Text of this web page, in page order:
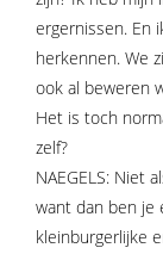
ergernissen. En
herkennen. We
ook al beweren
Het is toch
zelf?
NAEGELS: Niet
want dan ben je
kleinburgerlijke